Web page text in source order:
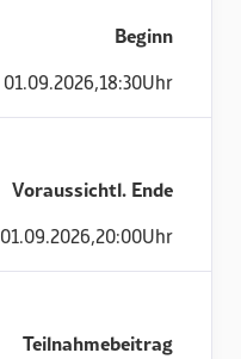
Beginn
01.09.2026,18:30Uhr
Voraussichtl. Ende
01.09.2026,20:00Uhr
Teilnahmebeitrag